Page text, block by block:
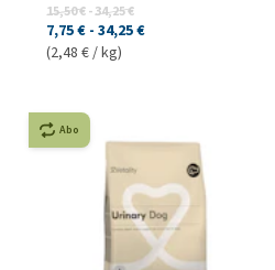
15,50 €-34,25 €
7,75 € - 34,25 €
(2,48 € / kg)
Abo